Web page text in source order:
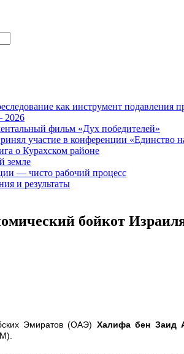
как инструмент подавления
2026
фильм «Дух победителей»
участие в конференции «Единство
о Курахском районе
земле
— чисто рабочий процесс
и результаты
бойкот
Эмиратов (ОАЭ) Халифа бен Заид